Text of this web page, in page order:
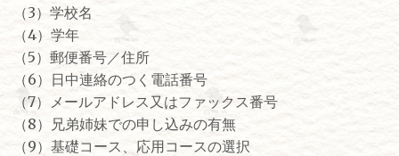
（3）学校名
（4）学年
（5）郵便番号／住所
（6）日中連絡のつく電話番号
（7）メールアドレス又はファックス番号
（8）兄弟姉妹での申し込みの有無
（9）基礎コース、応用コースの選択